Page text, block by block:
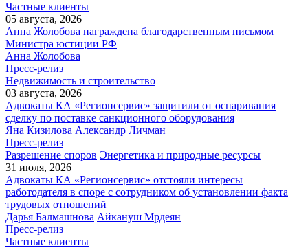
Частные клиенты
05 августа, 2026
Анна Жолобова награждена благодарственным письмом
Министра юстиции РФ
Анна Жолобова
Пресс-релиз
Недвижимость и строительство
03 августа, 2026
Адвокаты КА «Регионсервис» защитили от оспаривания
сделку по поставке санкционного оборудования
Яна Кизилова Александр Личман
Пресс-релиз
Разрешение споров Энергетика и природные ресурсы
31 июля, 2026
Адвокаты КА «Регионсервис» отстояли интересы
работодателя в споре с сотрудником об установлении факта
трудовых отношений
Дарья Балмашнова Айкануш Мрдеян
Пресс-релиз
Частные клиенты